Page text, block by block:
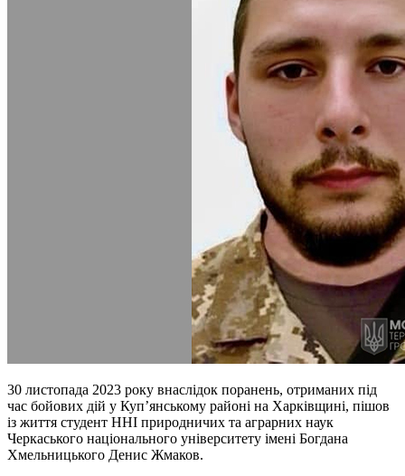
30 листопада 2023 року внаслідок поранень, отриманих під
час бойових дій у Куп’янському районі на Харківщині, пішов
із життя студент ННІ природничих та аграрних наук
Черкаського національного університету імені Богдана
Хмельницького Денис Жмаков.